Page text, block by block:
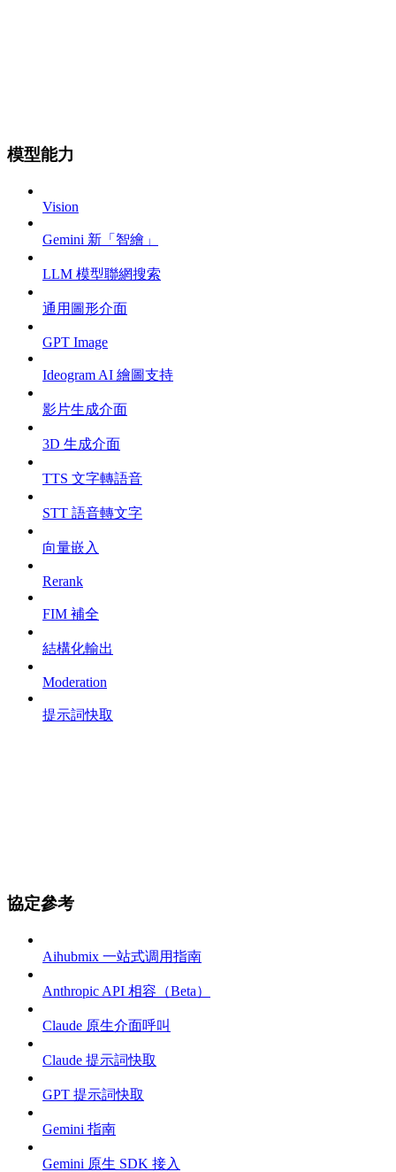
模型能力
Vision
Gemini 新「智繪」
LLM 模型聯網搜索
通用圖形介面
GPT Image
Ideogram AI 繪圖支持
影片生成介面
3D 生成介面
TTS 文字轉語音
STT 語音轉文字
向量嵌入
Rerank
FIM 補全
結構化輸出
Moderation
提示詞快取
協定參考
Aihubmix 一站式调用指南
Anthropic API 相容（Beta）
Claude 原生介面呼叫
Claude 提示詞快取
GPT 提示詞快取
Gemini 指南
Gemini 原生 SDK 接入